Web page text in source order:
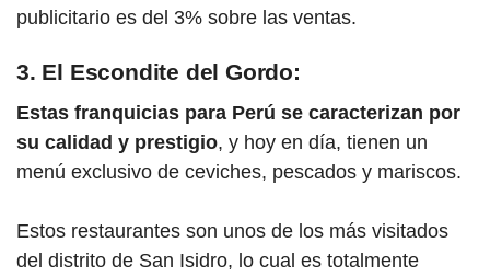
publicitario es del 3% sobre las ventas.
3. El Escondite del Gordo:
Estas franquicias para Perú se caracterizan por
su calidad y prestigio, y hoy en día, tienen un
menú exclusivo de ceviches, pescados y mariscos.
Estos restaurantes son unos de los más visitados
del distrito de San Isidro, lo cual es totalmente